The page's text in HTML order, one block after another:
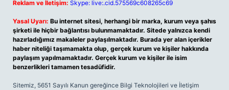
Reklam ve İletişim: Skype: live:.cid.575569c608265c69
Yasal Uyarı: Bu internet sitesi, herhangi bir marka, kurum veya şahıs
şirketi ile hiçbir bağlantısı bulunmamaktadır. Sitede yalnızca kendi
hazırladığımız makaleler paylaşılmaktadır. Burada yer alan içerikler
haber niteliği taşımamakta olup, gerçek kurum ve kişiler hakkında
paylaşım yapılmamaktadır. Gerçek kurum ve kişiler ile isim
benzerlikleri tamamen tesadüfidir.
Sitemiz, 5651 Sayılı Kanun gereğince Bilgi Teknolojileri ve İletişim